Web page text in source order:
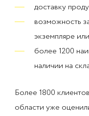
доставку
возможность
экземпляре
более 1200
наличии на
Более 1800
области уже